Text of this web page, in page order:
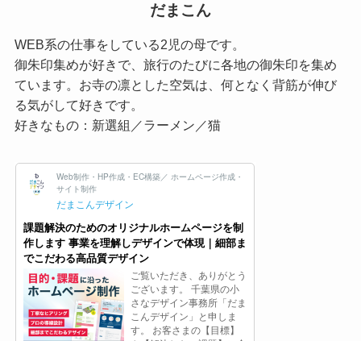
だまこん
WEB系の仕事をしている2児の母です。
御朱印集めが好きで、旅行のたびに各地の御朱印を集め
ています。お寺の凛とした空気は、何となく背筋が伸び
る気がして好きです。
好きなもの：新選組／ラーメン／猫